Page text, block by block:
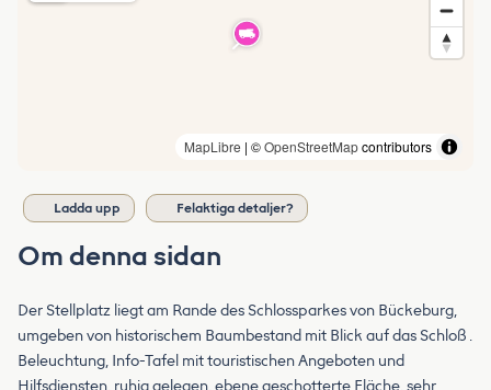
MapLibre | ©OpenStreetMapcontributors
Ladda upp Felaktiga detaljer?
Om denna sidan
Der Stellplatz liegt am Rande des Schlossparkes von Bückeburg,
umgeben von historischem Baumbestand mit Blick auf das Schloß .
Beleuchtung, Info-Tafel mit touristischen Angeboten und
Hilfsdiensten, ruhig gelegen, ebene geschotterte Fläche, sehr